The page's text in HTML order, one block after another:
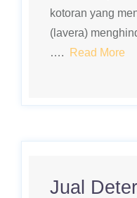
kotoran yang
(lavera)
….
Read More
Jual